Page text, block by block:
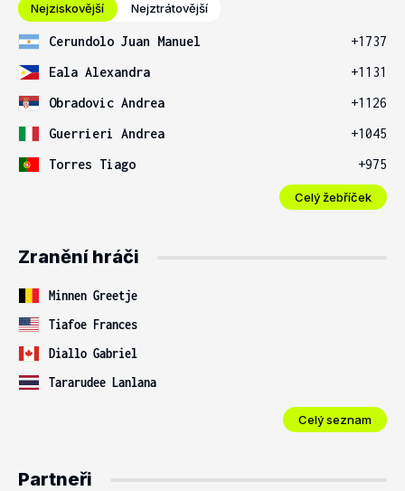
Nejziskovější Nejztrátovější
Cerundolo Juan Manuel
+1737
Eala Alexandra
+1131
Obradovic Andrea
+1126
Guerrieri Andrea
+1045
Torres Tiago
+975
Celý žebříček
Zranění hráči
Minnen Greetje
Tiafoe Frances
Diallo Gabriel
Tararudee Lanlana
Celý seznam
Partneři